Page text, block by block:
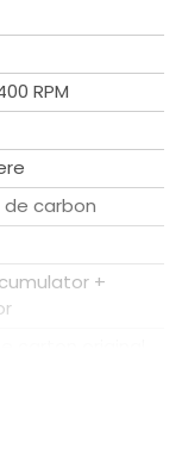
ALL
mm
RPM
de carbon
+